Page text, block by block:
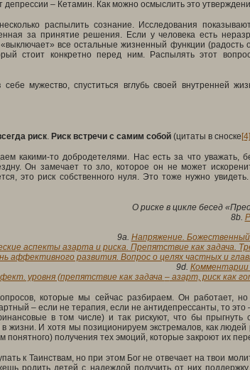
– Кетамин. Как можно осмыслить это
распылить сознание. Исследования
за принятие решения. Если у человека есть
все остальные жизненный функции
стоит конкретно перед ним. Распылять этот
мужество, спуститься вглубь своей внутренней
риск. Риск встречи с самим собой (цитаты в сноске [4]
какими-то добродетелями. Нас есть за что уважать,
Он замечает то зло, которое он не может
это риск собственного нуля. Это тоже нужно
О риске в цикле бесед
8b.
9a. Напряжение.
аспекты азарта и риска. Препятствие как задача.
аффективного развития. Вопрос о целях частных и
9d. Комментарии
уровня (препятствие как задача –азарт, риск как
которые мы сейчас разбираем. Он работает,
– если не терапия, если не антидепрессанты, то это
в том числе) и так рискуют, что бы
жизни. И хотя мы позиционируем экстремалов, как
получения тех эмоций, которые закроют их
к Таинствам, но при этом Бог не отвечает на твои
родить детей с надеждой получить от них